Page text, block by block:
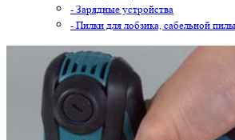
- Зарядные устройства
- Пилки для лобзика, сабельной